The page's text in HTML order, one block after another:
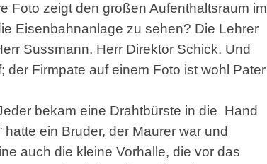
Foto zeigt den großen Aufenthaltsraum im
Eisenbahnanlage zu sehen? Die Lehrer
Sussmann, Herr Direktor Schick. Und
Firmpate auf einem Foto ist wohl Pater
bekam eine Drahtbürste in die Hand
ein Bruder, der Maurer war und
auch die kleine Vorhalle, die vor das